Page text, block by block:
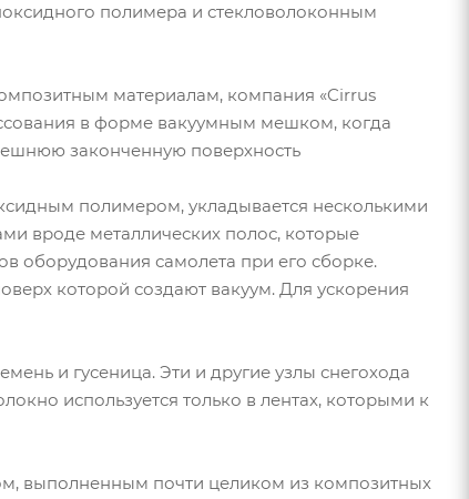
полимера и стекловолоконным
материалам, компания «Cirrus
в форме вакуумным мешком, когда
законченную поверхность
полимером, укладывается несколькими
вроде металлических полос, которые
оборудования самолета при его сборке.
которой создают вакуум. Для ускорения
и гусеница. Эти и другие узлы снегохода
используется только в лентах, которыми к
выполненным почти целиком из композитных